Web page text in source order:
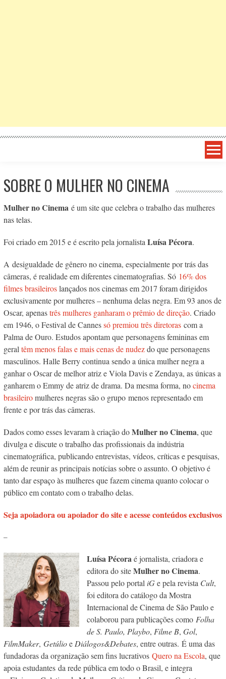
SOBRE O MULHER NO CINEMA
Mulher no Cinema é um site que celebra o trabalho das mulheres
nas telas.
Foi criado em 2015 e é escrito pela jornalista Luísa Pécora.
A desigualdade de gênero no cinema, especialmente por trás das
câmeras, é realidade em diferentes cinematografias. Só 16% dos
filmes brasileiroslançados nos cinemas em 2017 foram dirigidos
exclusivamente por mulheres – nenhuma delas negra. Em 93 anos de
Oscar, apenastrês mulheres ganharam o prêmio de direção. Criado
em 1946, o Festival de Cannessó premiou três diretorascom a
Palma de Ouro. Estudos apontam que personagens femininas em
geral têm menos falas e mais cenas de nudezdo que personagens
masculinos. Halle Berry continua sendo a única mulher negra a
ganhar o Oscar de melhor atriz e Viola Davis e Zendaya, as únicas a
ganharem o Emmy de atriz de drama. Da mesma forma, nocinema
brasileiromulheres negras são o grupo menos representado em
frente e por trás das câmeras.
Dados como esses levaram à criação doMulher no Cinema, que
divulga e discute o trabalho das profissionais da indústria
cinematográfica, publicando entrevistas, vídeos, críticas e pesquisas,
além de reunir as principais notícias sobre o assunto. O objetivo é
tanto dar espaço às mulheres que fazem cinema quanto colocar o
público em contato com o trabalho delas.
Seja apoiadora ou apoiador do site e acesse conteúdos exclusivos
–
Luísa Pécora é jornalista, criadora e
editora do siteMulher no Cinema.
Passou pelo portal iGe pela revista Cult,
foi editora do catálogo da Mostra
Internacional de Cinema de São Paulo e
colaborou para publicações como Folha
de S. Paulo, Playbo, Filme B, Gol,
FilmMaker, Getúlioe Diálogos&Debates, entre outras. É uma das
fundadoras da organização sem fins lucrativos Quero na Escola, que
apoia estudantes da rede pública em todo o Brasil, e integra